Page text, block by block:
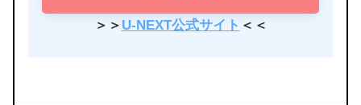
＞＞ U-NEXT公式サイト ＜＜